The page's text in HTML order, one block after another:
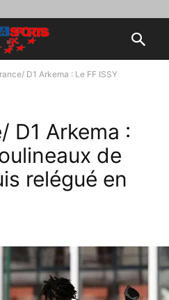
D1 Arkema : Le FF ISSY
D1 Arkema :
de
relégué en